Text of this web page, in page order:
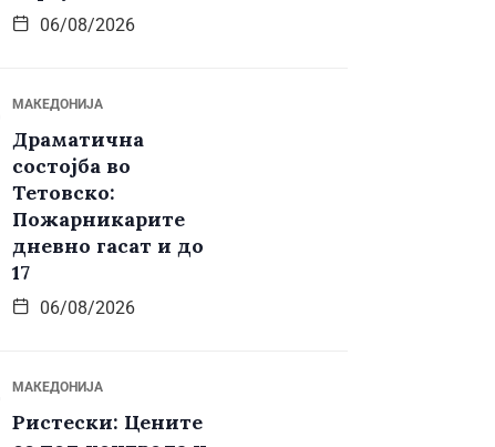
06/08/2026
МАКЕДОНИЈА
Драматична
состојба во
Тетовско:
Пожарникарите
дневно гасат и до
17
06/08/2026
МАКЕДОНИЈА
Ристески: Цените